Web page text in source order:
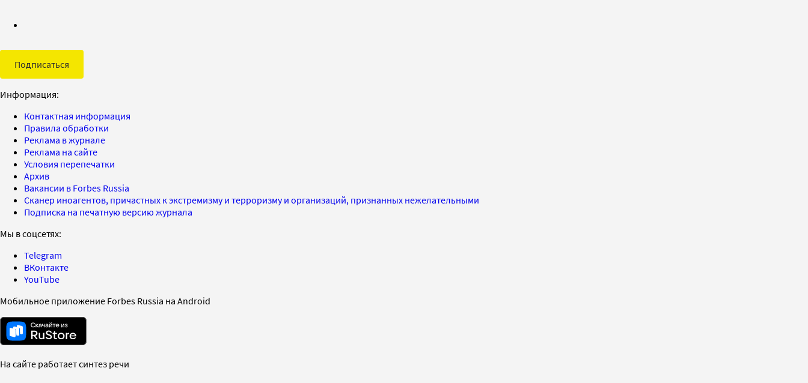
Подписаться
Информация:
Контактная информация
Правила обработки
Реклама в журнале
Реклама на сайте
Условия перепечатки
Архив
Вакансии в Forbes Russia
Сканер иноагентов, причастных к экстремизму и терроризму и организаций, признанных нежелательными
Подписка на печатную версию журнала
Мы в соцсетях:
Telegram
ВКонтакте
YouTube
Мобильное приложение Forbes Russia на Android
На сайте работает синтез речи